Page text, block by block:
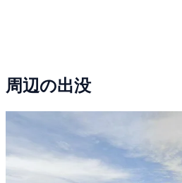
周辺の出没